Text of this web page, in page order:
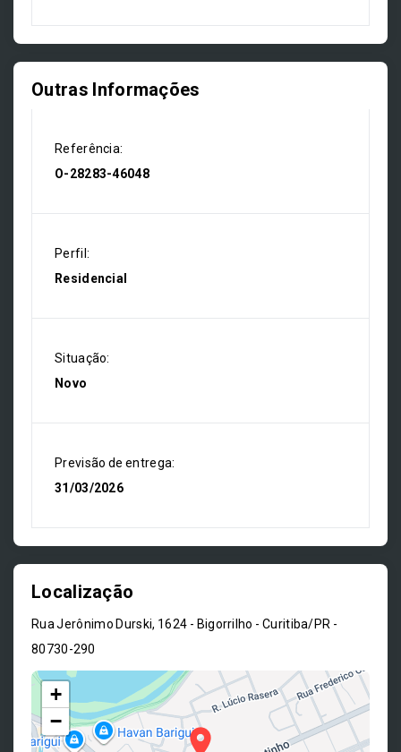
Outras Informações
Referência:
O-28283-46048
Perfil:
Residencial
Situação:
Novo
Previsão de entrega:
31/03/2026
Localização
Rua Jerônimo Durski, 1624 - Bigorrilho - Curitiba/PR -
80730-290
+
−